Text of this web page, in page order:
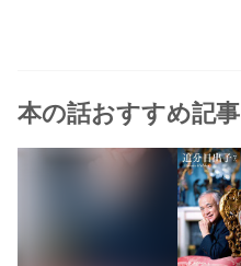
本の話おすすめ記事